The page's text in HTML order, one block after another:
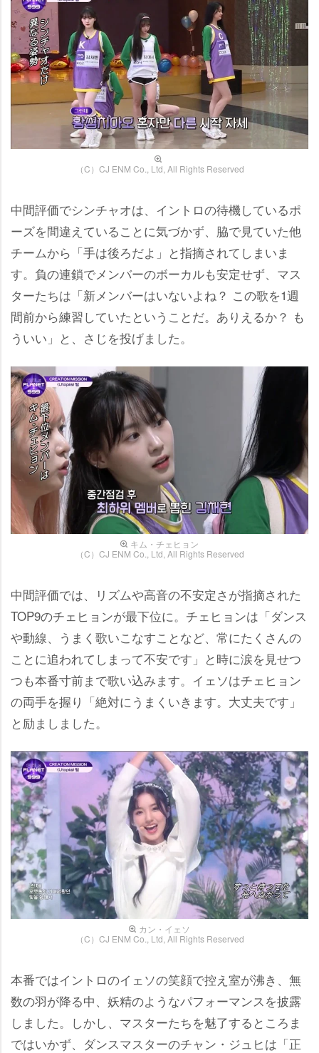
（C）CJ ENM Co., Ltd, All Rights Reserved
中間評価でシンチャオは、イントロの待機しているポ
ーズを間違えていることに気づかず、脇で見ていた他
チームから「手は後ろだよ」と指摘されてしまいま
す。負の連鎖でメンバーのボーカルも安定せず、マス
ターたちは「新メンバーはいないよね？ この歌を1週
間前から練習していたということだ。ありえるか？ も
ういい」と、さじを投げました。
キム・チェヒョン
（C）CJ ENM Co., Ltd, All Rights Reserved
中間評価では、リズムや高音の不安定さが指摘された
TOP9のチェヒョンが最下位に。チェヒョンは「ダンス
動線、うまく歌いこなすことなど、常にたくさんの
ことに追われてしまって不安です」と時に涙を見せつ
つも本番寸前まで歌い込みます。イェソはチェヒョン
の両手を握り「絶対にうまくいきます。大丈夫です」
と励ましました。
カン・イェソ
（C）CJ ENM Co., Ltd, All Rights Reserved
本番ではイントロのイェソの笑顔で控え室が沸き、無
数の羽が降る中、妖精のようなパフォーマンスを披露
しました。しかし、マスターたちを魅了するところま
ではいかず、ダンスマスターのチャン・ジュヒは「正